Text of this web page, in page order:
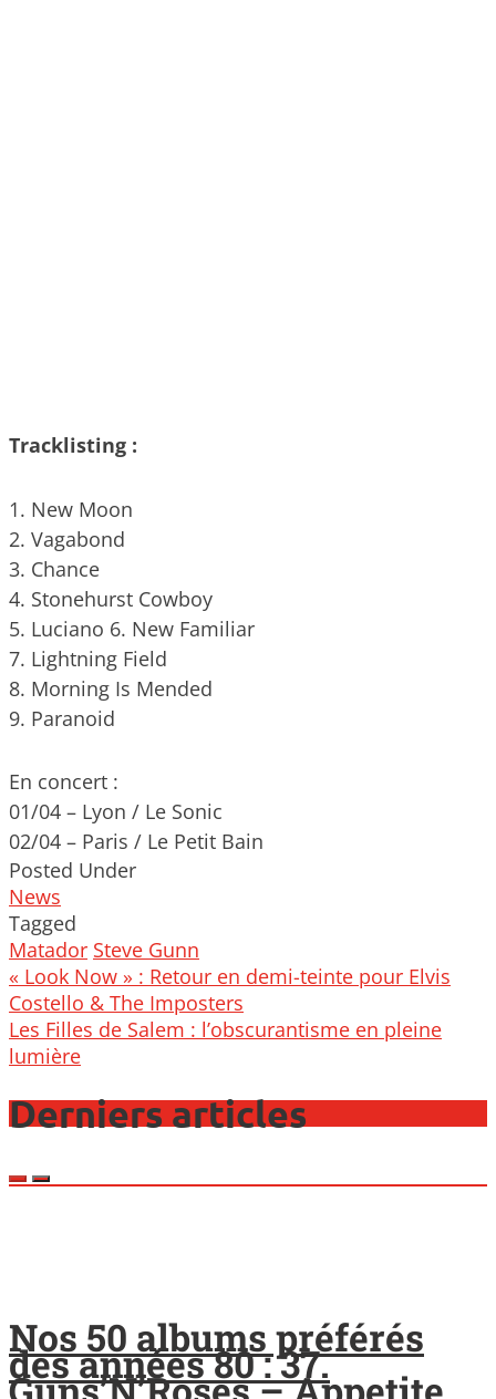
Tracklisting :
1. New Moon
2. Vagabond
3. Chance
4. Stonehurst Cowboy
5. Luciano 6. New Familiar
7. Lightning Field
8. Morning Is Mended
9. Paranoid
En concert :
01/04 – Lyon / Le Sonic
02/04 – Paris / Le Petit Bain
Posted Under
News
Tagged
Matador Steve Gunn
Post
navigation
« Look Now » : Retour en demi-teinte pour Elvis
Costello & The Imposters
Les Filles de Salem : l’obscurantisme en pleine
lumière
Derniers articles
Nos 50 albums préférés
des années 80 : 37.